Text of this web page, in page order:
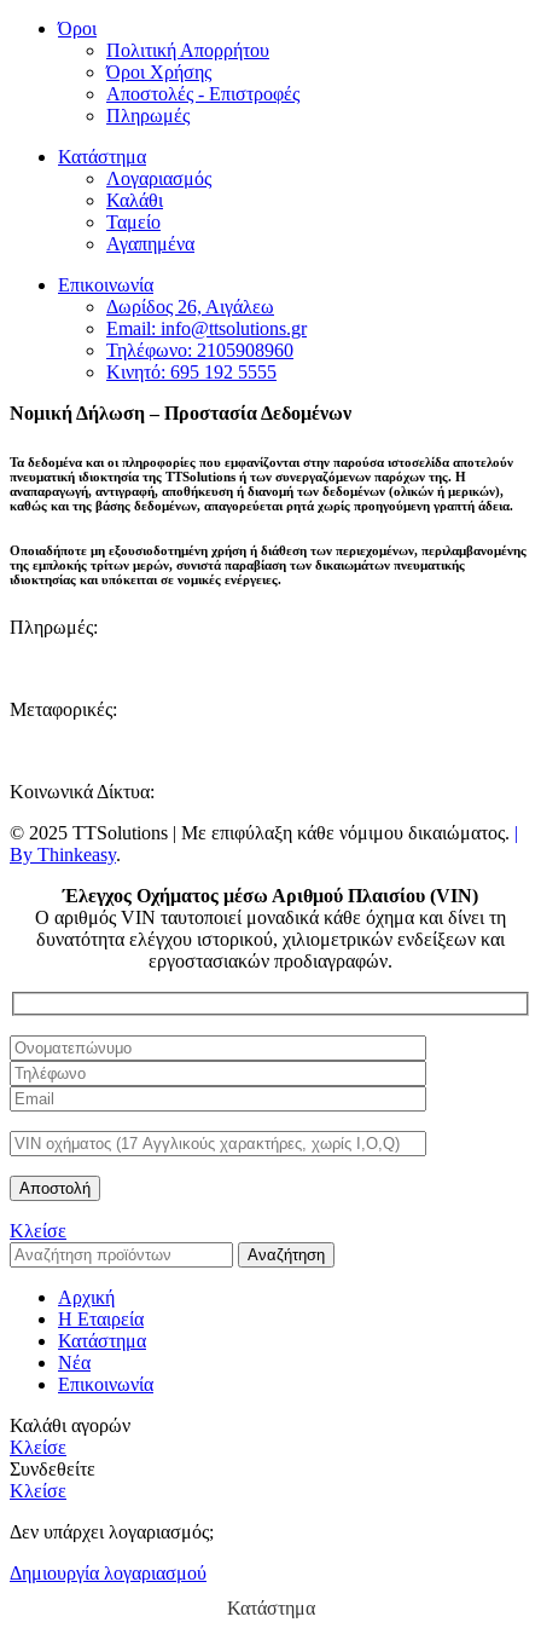
Όροι
Πολιτική Απορρήτου
Όροι Χρήσης
Αποστολές - Επιστροφές
Πληρωμές
Κατάστημα
Λογαριασμός
Καλάθι
Ταμείο
Αγαπημένα
Επικοινωνία
Δωρίδος 26, Αιγάλεω
Email: info@ttsolutions.gr
Τηλέφωνο: 2105908960
Κινητό: 695 192 5555
Νομική Δήλωση – Προστασία Δεδομένων
Τα δεδομένα και οι πληροφορίες που εμφανίζονται στην παρούσα ιστοσελίδα αποτελούν
πνευματική ιδιοκτησία της TTSolutions ή των συνεργαζόμενων παρόχων της. Η
αναπαραγωγή, αντιγραφή, αποθήκευση ή διανομή των δεδομένων (ολικών ή μερικών),
καθώς και της βάσης δεδομένων, απαγορεύεται ρητά χωρίς προηγούμενη γραπτή άδεια.
Οποιαδήποτε μη εξουσιοδοτημένη χρήση ή διάθεση των περιεχομένων, περιλαμβανομένης
της εμπλοκής τρίτων μερών, συνιστά παραβίαση των δικαιωμάτων πνευματικής
ιδιοκτησίας και υπόκειται σε νομικές ενέργειες.
Πληρωμές:
Μεταφορικές:
Κοινωνικά Δίκτυα:
© 2025 TTSolutions | Με επιφύλαξη κάθε νόμιμου δικαιώματος. |
By Thinkeasy.
Έλεγχος Οχήματος μέσω Αριθμού Πλαισίου (VIN)
Ο αριθμός VIN ταυτοποιεί μοναδικά κάθε όχημα και δίνει τη
δυνατότητα ελέγχου ιστορικού, χιλιομετρικών ενδείξεων και
εργοστασιακών προδιαγραφών.
Κλείσε
Αναζήτηση
Αρχική
Η Εταιρεία
Κατάστημα
Νέα
Επικοινωνία
Καλάθι αγορών
Κλείσε
Συνδεθείτε
Κλείσε
Δεν υπάρχει λογαριασμός;
Δημιουργία λογαριασμού
Κατάστημα